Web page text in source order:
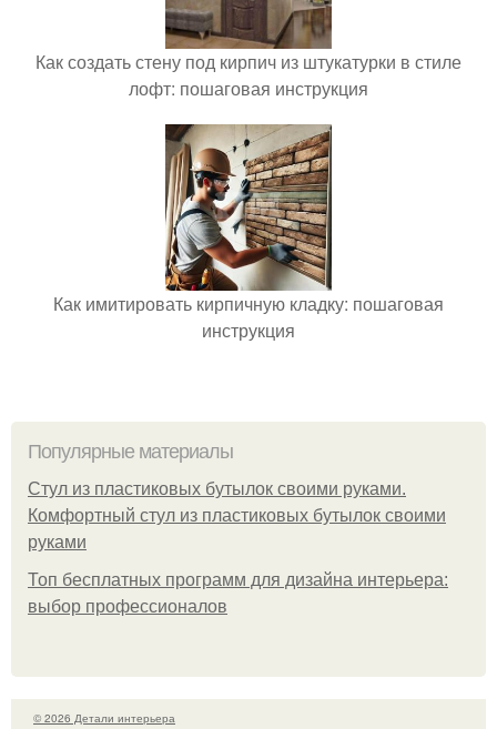
Как создать стену под кирпич из штукатурки в стиле
лофт: пошаговая инструкция
Как имитировать кирпичную кладку: пошаговая
инструкция
Популярные материалы
Стул из пластиковых бутылок своими руками.
Комфортный стул из пластиковых бутылок своими
руками
Топ бесплатных программ для дизайна интерьера:
выбор профессионалов
© 2026 Детали интерьера